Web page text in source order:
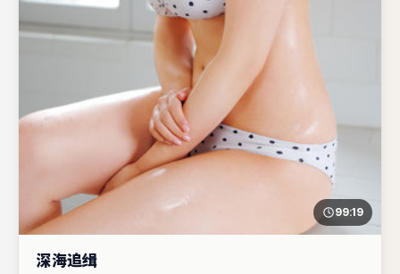
99:19
深海追缉